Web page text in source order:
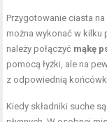
Przygotowanie ciasta
można wykonać w kilku
należy połączyć mąkę
pomocą łyżki, ale na
z odpowiednią
Kiedy składniki suche